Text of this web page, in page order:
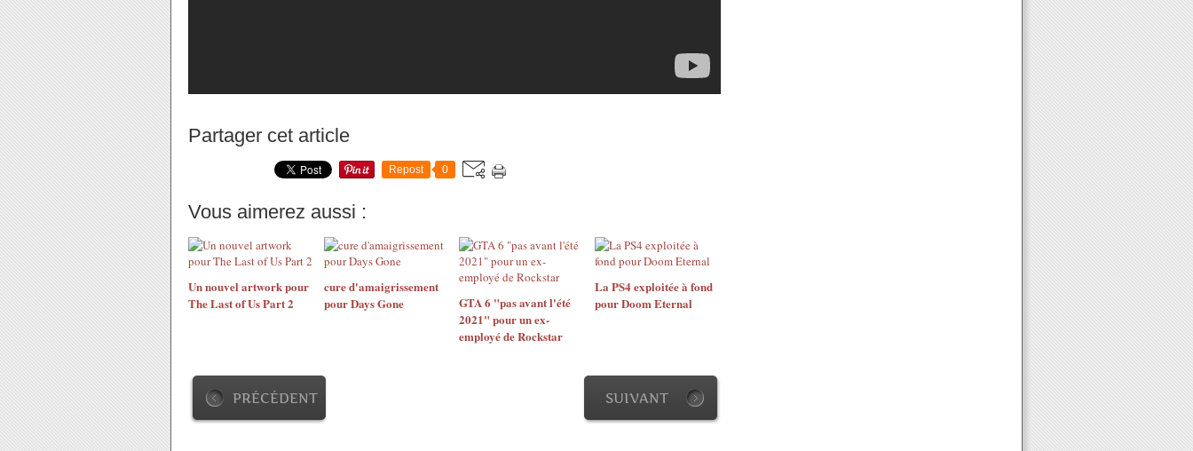
Partager cet article
Repost 0
Vous aimerez aussi :
Un nouvel artwork pour
The Last of Us Part 2
cure d'amaigrissement
pour Days Gone
GTA 6 "pas avant l'été
2021" pour un ex-
employé de Rockstar
La PS4 exploitée à fond
pour Doom Eternal
PRÉCÉDENT SUIVANT